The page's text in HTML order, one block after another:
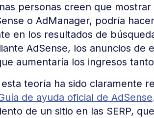
personas creen que
o AdManager, podría
en los resultados de
AdSense, los anuncios de
aumentaría los ingresos
teoría ha sido claramente
de ayuda oficial de AdSense
de un sitio en las SERP,